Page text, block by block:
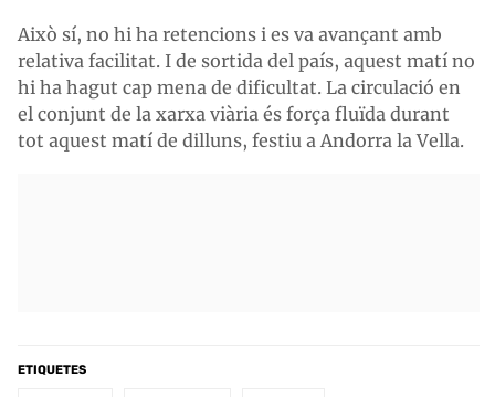
Això sí, no hi ha retencions i es va avançant amb
relativa facilitat. I de sortida del país, aquest matí no
hi ha hagut cap mena de dificultat. La circulació en
el conjunt de la xarxa viària és força fluïda durant
tot aquest matí de dilluns, festiu a Andorra la Vella.
ETIQUETES